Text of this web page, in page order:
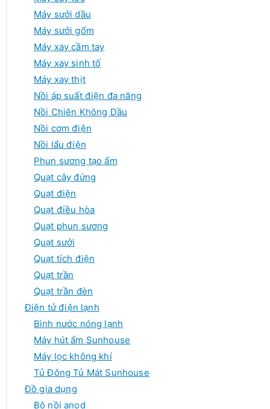
Máy sưởi dầu
Máy sưởi gốm
Máy xay cầm tay
Máy xay sinh tố
Máy xay thịt
Nồi áp suất điện đa năng
Nồi Chiên Không Dầu
Nồi cơm điện
Nồi lẩu điện
Phun sương tạo ẩm
Quạt cây đứng
Quạt điện
Quạt điều hòa
Quạt phun sương
Quạt sưởi
Quạt tích điện
Quạt trần
Quạt trần đèn
Điện tử điện lạnh
Bình nước nóng lạnh
Máy hút ẩm Sunhouse
Máy lọc không khí
Tủ Đông Tủ Mát Sunhouse
Đồ gia dụng
Bộ nồi anod